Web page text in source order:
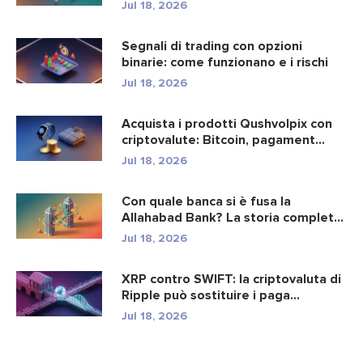
Jul 18, 2026
Segnali di trading con opzioni
binarie: come funzionano e i rischi
Jul 18, 2026
Acquista i prodotti Qushvolpix con
criptovalute: Bitcoin, pagament...
Jul 18, 2026
Con quale banca si è fusa la
Allahabad Bank? La storia completa
d...
Jul 18, 2026
XRP contro SWIFT: la criptovaluta di
Ripple può sostituire i paga...
Jul 18, 2026